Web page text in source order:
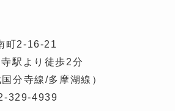
町2-16-21
駅より徒歩2分
分寺線/多摩湖線）
329-4939